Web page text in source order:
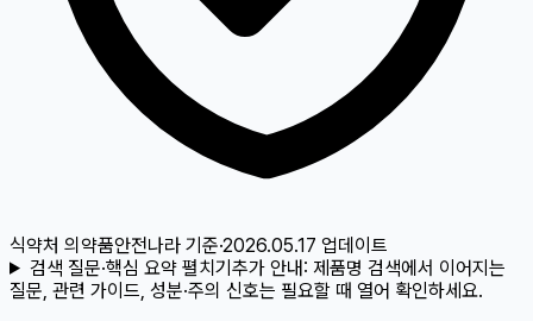
식약처 의약품안전나라 기준·2026.05.17 업데이트
검색 질문·핵심 요약 펼치기추가 안내: 제품명 검색에서 이어지는
질문, 관련 가이드, 성분·주의 신호는 필요할 때 열어 확인하세요.